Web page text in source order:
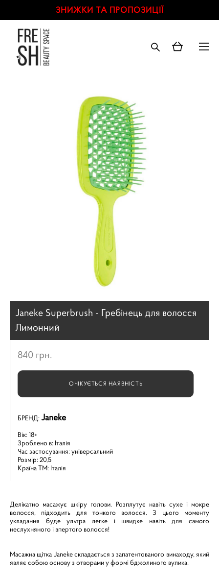
ЗНИЖКИ ТА ПРОПОЗИЦІЇ
Janeke Superbrush - Гребінець для волосся
Лимонний
840 грн.
ОЧІКУЄТЬСЯ НАЯВНІСТЬ
БРЕНД:Janeke
Вік: 18+
Зроблено в: Італія
Час застосування: універсальний
Розмір: 20,5
Країна ТМ: Італія
Делікатно масажує шкіру голови. Розплутує навіть сухе і мокре
волосся, підходить для тонкого волосся. З цього моменту
укладання буде ультра легке і швидке навіть для самого
неслухняного і впертого волосся!
Масажна щітка Janeke складається з запатентованого винаходу, який
являє собою основу з отворами у формі бджолиного вулика.